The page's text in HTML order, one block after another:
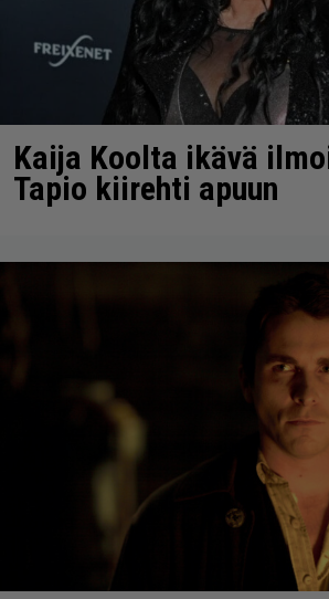
Kaija Koolta ikävä
Tapio kiirehti apuun